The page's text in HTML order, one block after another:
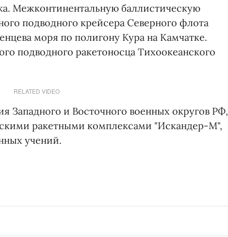
Межконтинентальную баллистическую
подводного крейсера Северного флота
моря по полигону Кура на Камчатке.
подводного ракетоносца Тихоокеанского
RELATED VIDEO
Западного и Восточного военных округов РФ,
ракетными комплексами "Искандер-М",
учений.